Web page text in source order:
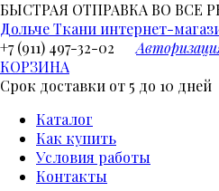
БЫСТРАЯ ОТПРАВКА ВО ВСЕ
Дольче Ткани интернет-
+7 (911) 497-32-02
КОРЗИНА
Срок доставки от 5 до 10 дней
Каталог
Как купить
Условия работы
Контакты